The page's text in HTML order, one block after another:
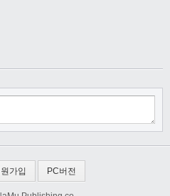
가입 PC버전